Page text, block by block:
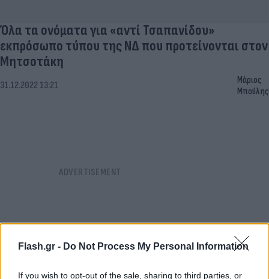
Flash.gr - Do Not Process My Personal Information
If you wish to opt-out of the sale, sharing to third parties, or
Όλα τα ονόματα για «αντί Τσαπανίδου»
εκπρόσωπο τύπου της ΝΔ που προτείνονται στον
Μητσοτάκη
31.12.2022 13:21
Μάριος
Μπούλης